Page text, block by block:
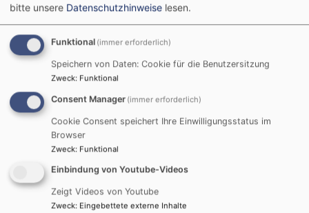
So, 16.8. 8:45 Uhr
Gottesdienst in der Klinikkapelle Kutzenberg
Ebensfeld Kapelle im Klinikum Kutzenberg
So, 16.8. 10 Uhr
Gottesdienst
Zapfendorf Auferstehungskirche Zapfendorf
bitte unsere Datenschutzhinweise lesen.
Funktional (immer erforderlich)
Speichern von Daten: Cookie für die Benutzersitzung
Zweck: Funktional
Consent Manager (immer erforderlich)
Cookie Consent speichert Ihre Einwilligungsstatus im
Browser
Zweck: Funktional
Einbindung von Youtube-Videos
Zeigt Videos von Youtube
Zweck: Eingebettete externe Inhalte